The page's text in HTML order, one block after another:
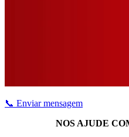
📞 Enviar mensagem
NOS AJUDE